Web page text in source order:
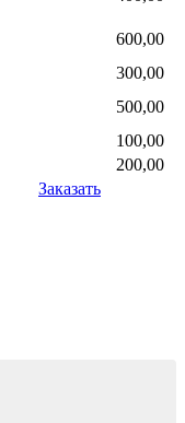
600,00
300,00
500,00
100,00
200,00
Заказать